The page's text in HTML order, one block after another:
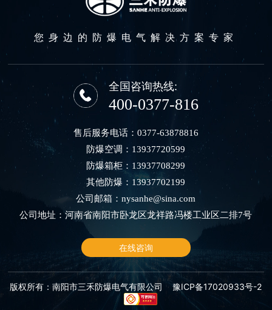
您身边的防爆电气解决方案专家
全国咨询热线:
400-0377-816
售后服务电话： 0377-63878816
防爆空调： 13937720599
防爆箱柜： 13937708299
其他防爆： 13937702199
公司邮箱：nysanhe@sina.com
公司地址：河南省南阳市卧龙区龙祥路冯楼工业区二排7号
在线咨询
版权所有：南阳市三禾防爆电气有限公司 豫ICP备17020933号-2